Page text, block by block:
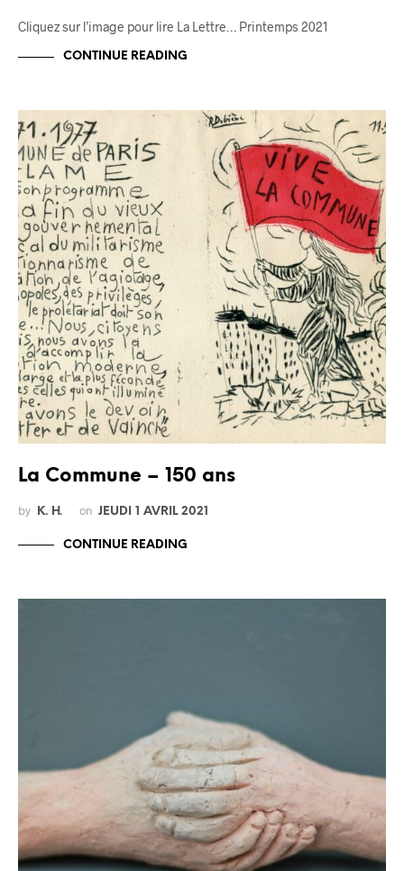
Cliquez sur l’image pour lire La Lettre… Printemps 2021
CONTINUE READING
La Commune – 150 ans
by K. H. on JEUDI 1 AVRIL 2021
CONTINUE READING